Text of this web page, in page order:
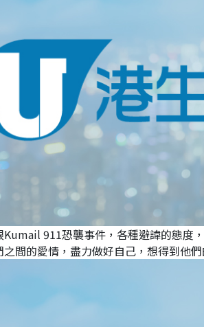
911恐襲事件，各種避諱的態度
間的愛情，盡力做好自己，想得到他們